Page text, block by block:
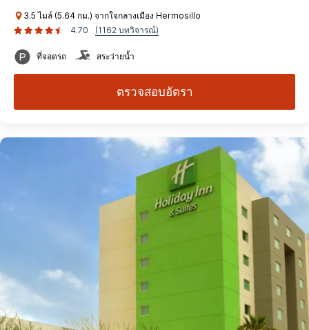
3.5 ไมล์ (5.64 กม.) จากใจกลางเมือง Hermosillo
4.70
(1162 บทวิจารณ์)
ที่จอดรถ สระว่ายน้ำ
ตรวจสอบอัตรา